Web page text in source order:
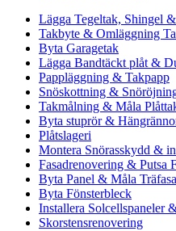
Lägga Tegeltak, Shingel
Takbyte & Omläggning
Byta Garagetak
Lägga Bandtäckt plåt &
Pappläggning & Takpapp
Snöskottning &
Takmålning & Måla
Byta stuprör &
Plåtslageri
Montera Snörasskydd &
Fasadrenovering & Putsa
Byta Panel & Måla
Byta Fönsterbleck
Installera Solcellspaneler
Skorstensrenovering